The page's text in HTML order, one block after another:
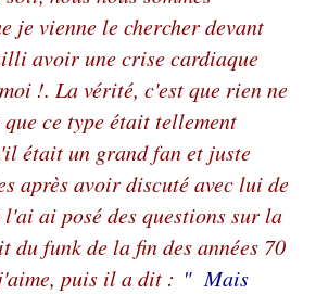
je vienne le chercher devant
avoir une crise cardiaque
!. La vérité, c'est que rien ne
que ce type était tellement
était un grand fan et juste
après avoir discuté avec lui de
ai posé des questions sur la
funk de la fin des années 70
puis il a dit : " Mais